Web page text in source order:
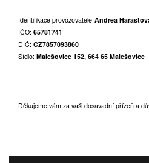
Identifikace provozovatele Andrea
IČO: 65781741
DIČ: CZ7857093860
Sídlo: Malešovice 152, 664 65 Malešovice
Děkujeme vám za vaši dosavadní přízeň a